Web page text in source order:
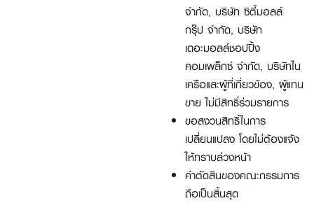
จำกัด, บริษัท ซิตี้มอลล์
กรุ๊ป จำกัด, บริษัท
เดอะมอลล์ชอปปิ้ง
คอมเพล็กซ์ จำกัด, บริษัทใน
เครือและผู้ที่เกี่ยวข้อง, ผู้แทน
ขาย ไม่มีสิทธิ์ร่วมรายการ
ขอสงวนสิทธิ์ในการ
เปลี่ยนแปลง โดยไม่ต้องแจ้ง
ให้ทราบล่วงหน้า
คำตัดสินของคณะกรรมการ
ถือเป็นสิ้นสุด